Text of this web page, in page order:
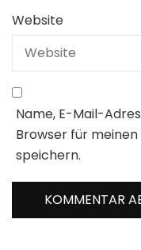
Website
Name, E-Mail-
Browser für
speichern.